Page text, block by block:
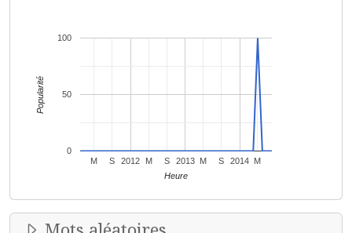
2012 2013 2014
M S M S M S M
0
50
100
Heure
Popularité